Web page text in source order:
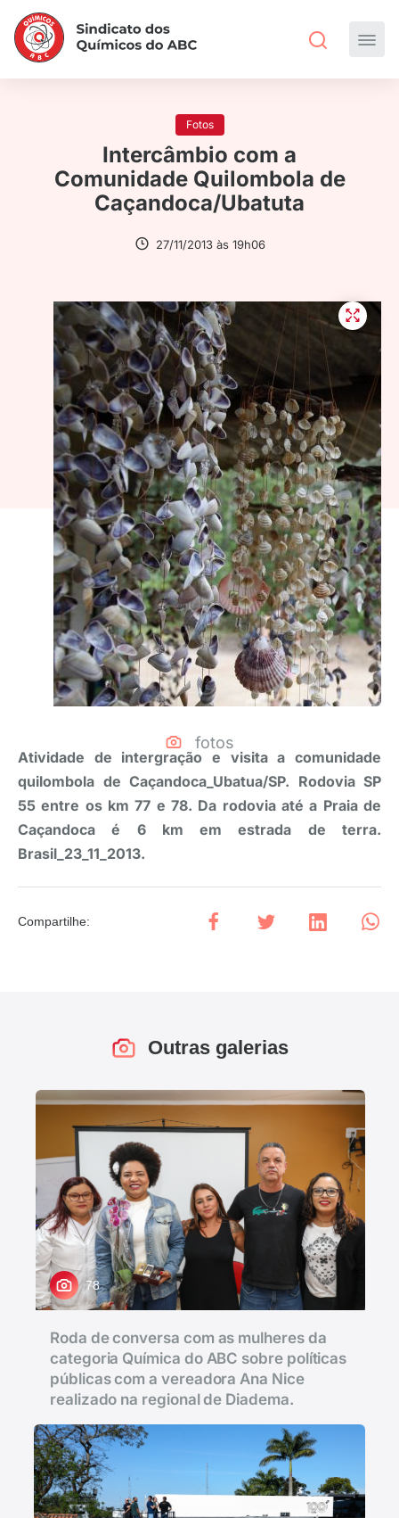
Fotos
Intercâmbio com a
Comunidade Quilombola de
Caçandoca/Ubatuta
27/11/2013 às 19h06
fotos
Atividade de intergração e visita a comunidade
quilombola de Caçandoca_Ubatua/SP. Rodovia SP
55 entre os km 77 e 78. Da rodovia até a Praia de
Caçandoca é 6 km em estrada de terra.
Brasil_23_11_2013.
Compartilhe:
Outras galerias
78
Roda de conversa com as mulheres da
categoria Química do ABC sobre políticas
públicas com a vereadora Ana Nice
realizado na regional de Diadema.